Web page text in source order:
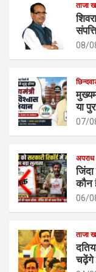
b
o
o
k
A
p
ताजा
08/
या
07/
अपराध
कौन
06/
ताजा
चढ़ेंगे